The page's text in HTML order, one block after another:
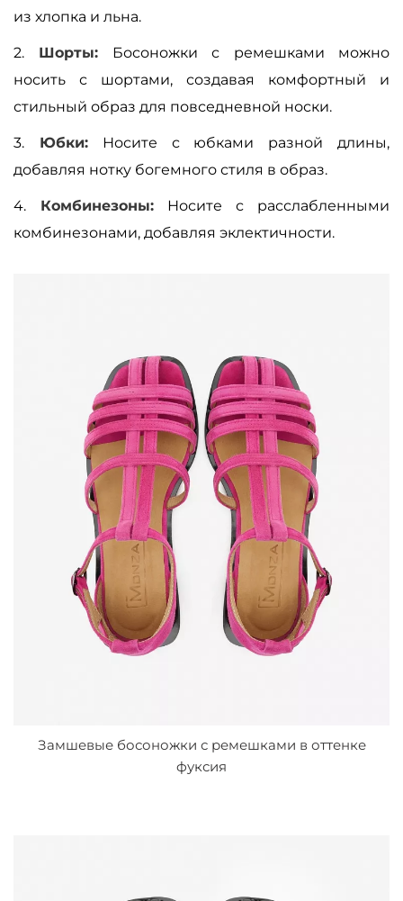
из хлопка и льна.
2. Шорты: Босоножки с ремешками можно
носить с шортами, создавая комфортный и
стильный образ для повседневной носки.
3. Юбки:Носите с юбками разной длины,
добавляя нотку богемного стиля в образ.
4. Комбинезоны: Носите с расслабленными
комбинезонами, добавляя эклектичности.
Замшевые босоножки с ремешками в оттенке
фуксия